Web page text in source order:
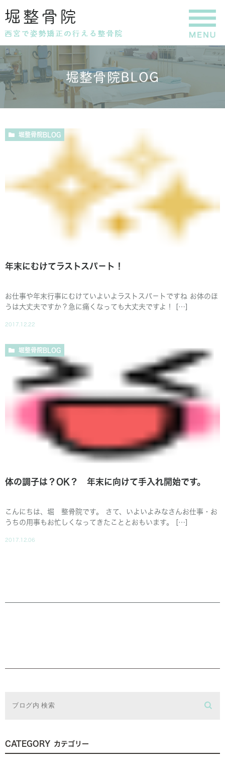
堀整骨院BLOG
堀整骨院BLOG
年末にむけてラストスパ－ト！
お仕事や年末行事にむけていよいよラストスパ－トですね お体のほ
うは大丈夫ですか？急に痛くなっても大丈夫ですよ！ […]
2017.12.22
堀整骨院BLOG
体の調子は？OK？ 年末に向けて手入れ開始です。
こんにちは、堀 整骨院です。 さて、いよいよみなさんお仕事・お
うちの用事もお忙しくなってきたこととおもいます。 […]
2017.12.06
CATEGORY カテゴリー